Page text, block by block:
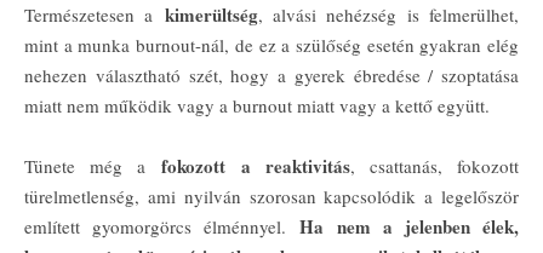
Természetesen a kimerültség, alvási nehézség is felmerülhet,
mint a munka burnout-nál, de ez a szülőség esetén gyakran elég
nehezen választható szét, hogy a gyerek ébredése / szoptatása
miatt nem működik vagy a burnout miatt vagy a kettő együtt.
Tünete még afokozott a reaktivitás, csattanás, fokozott
türelmetlenség, ami nyilván szorosan kapcsolódik a legelőször
említett gyomorgörcs élménnyel.Ha nem a jelenben élek,